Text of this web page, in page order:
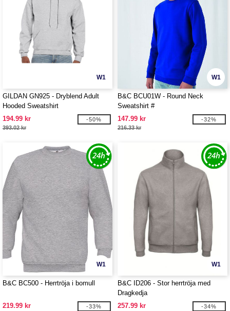
W1
GILDAN GN925 - Dryblend Adult
Hooded Sweatshirt
194.99 kr
393.02 kr
-50%
W1
B&C BCU01W - Round Neck
Sweatshirt #
147.99 kr
216.33 kr
-32%
W1
B&C BC500 - Herrtröja i bomull
219.99 kr -33%
W1
B&C ID206 - Stor herrtröja med
Dragkedja
257.99 kr
-34%